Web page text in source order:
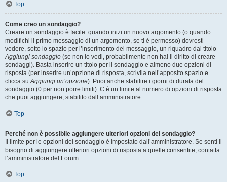
Top
Come creo un sondaggio?
Creare un sondaggio è facile: quando inizi un nuovo argomento (o quando
modifichi il primo messaggio di un argomento, se ti è permesso) dovresti
vedere, sotto lo spazio per l’inserimento del messaggio, un riquadro dal titolo
Aggiungi sondaggio (se non lo vedi, probabilmente non hai il diritto di creare
sondaggi). Basta inserire un titolo per il sondaggio e almeno due opzioni di
risposta (per inserire un’opzione di risposta, scrivila nell’apposito spazio e
clicca suAggiungi un’opzione). Puoi anche stabilire i giorni di durata del
sondaggio (0 per non porre limiti). C’è un limite al numero di opzioni di risposta
che puoi aggiungere, stabilito dall’amministratore.
Top
Perché non è possibile aggiungere ulteriori opzioni del sondaggio?
Il limite per le opzioni del sondaggio è impostato dall’amministratore. Se senti il
bisogno di aggiungere ulteriori opzioni di risposta a quelle consentite, contatta
l’amministratore del Forum.
Top